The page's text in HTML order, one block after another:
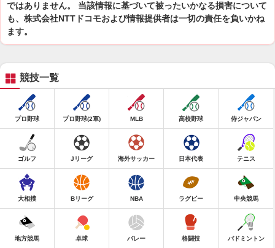
ではありません。 当該情報に基づいて被ったいかなる損害について
も、株式会社NTTドコモおよび情報提供者は一切の責任を負いかね
ます。
競技一覧
プロ野球 プロ野球(2軍) MLB 高校野球 侍ジャパン
ゴルフ Jリーグ 海外サッカー 日本代表 テニス
大相撲 Bリーグ NBA ラグビー 中央競馬
地方競馬 卓球 バレー 格闘技 バドミントン